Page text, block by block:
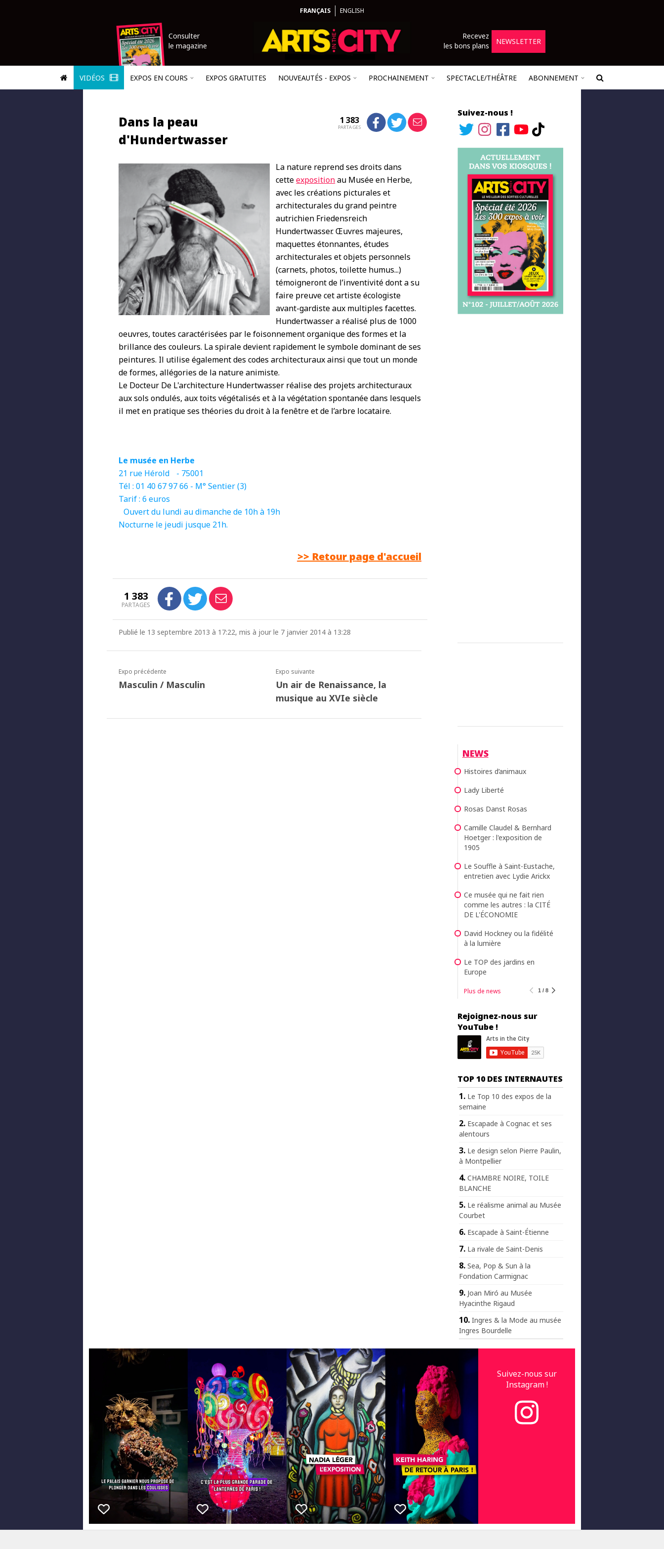
FRANÇAIS ENGLISH
Consulter
le magazine
Recevez
les bons plans
NEWSLETTER
VIDÉOS EXPOS EN COURS EXPOS GRATUITES NOUVEAUTÉS - EXPOS PROCHAINEMENT SPECTACLE/THÉÂTRE ABONNEMENT
Dans la peau
d'Hundertwasser
1 383
PARTAGES
La nature reprend ses droits dans
cetteexpositionau Musée en Herbe,
avec les créations picturales et
architecturales du grand peintre
autrichien Friedensreich
Hundertwasser. Œuvres majeures,
maquettes étonnantes, études
architecturales et objets personnels
(carnets, photos, toilette humus...)
témoigneront de l’inventivité dont a su
faire preuve cet artiste écologiste
avant-gardiste aux multiples facettes.
Hundertwasser a réalisé plus de 1000
oeuvres, toutes caractérisées par le foisonnement organique des formes et la
brillance des couleurs. La spirale devient rapidement le symbole dominant de ses
peintures. Il utilise également des codes architecturaux ainsi que tout un monde
de formes, allégories de la nature animiste.
Le Docteur De L'architecture Hundertwasser réalise des projets architecturaux
aux sols ondulés, aux toits végétalisés et à la végétation spontanée dans lesquels
il met en pratique ses théories du droit à la fenêtre et de l’arbre locataire.
Le musée en Herbe
21 rue Hérold - 75001
Tél : 01 40 67 97 66 - M° Sentier (3)
Tarif : 6 euros
Ouvert du lundi au dimanche de 10h à 19h
Nocturne le jeudi jusque 21h.
>> Retour page d'accueil
1 383
PARTAGES
Publié le 13 septembre 2013 à 17:22, mis à jour le 7 janvier 2014 à 13:28
Expo précédente
Masculin / Masculin
Expo suivante
Un air de Renaissance, la
musique au XVIe siècle
Suivez-nous !
NEWS
Histoires d’animaux
Lady Liberté
Rosas Danst Rosas
Camille Claudel & Bernhard
Hoetger : l'exposition de
1905
Le Souffle à Saint-Eustache,
entretien avec Lydie Arickx
Ce musée qui ne fait rien
comme les autres : la CITÉ
DE L'ÉCONOMIE
David Hockney ou la fidélité
à la lumière
Le TOP des jardins en
Europe
Plus de news 1 / 8
Rejoignez-nous sur
YouTube !
TOP 10 DES INTERNAUTES
Le Top 10 des expos de la
semaine
Escapade à Cognac et ses
alentours
Le design selon Pierre Paulin,
à Montpellier
CHAMBRE NOIRE, TOILE
BLANCHE
Le réalisme animal au Musée
Courbet
Escapade à Saint-Étienne
La rivale de Saint-Denis
Sea, Pop & Sun à la
Fondation Carmignac
Joan Miró au Musée
Hyacinthe Rigaud
Ingres & la Mode au musée
Ingres Bourdelle
Suivez-nous sur
Instagram !